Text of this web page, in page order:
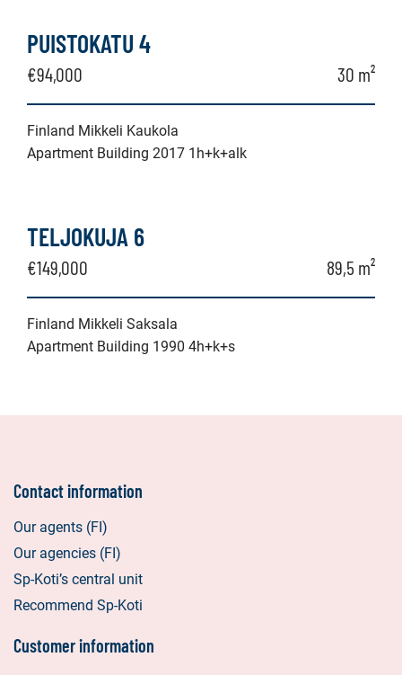
PUISTOKATU 4
€94,000 30 m²
Finland Mikkeli Kaukola
Apartment Building 2017 1h+k+alk
TELJOKUJA 6
€149,000 89,5 m²
Finland Mikkeli Saksala
Apartment Building 1990 4h+k+s
Contact information
Our agents (FI)
Our agencies (FI)
Sp-Koti’s central unit
Recommend Sp-Koti
Customer information